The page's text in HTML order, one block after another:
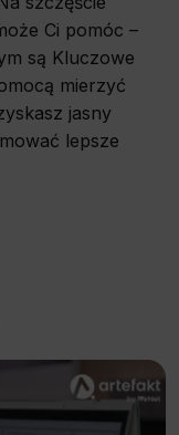
Ci pomóc –
są Kluczowe
mierzyć
jasny
lepsze